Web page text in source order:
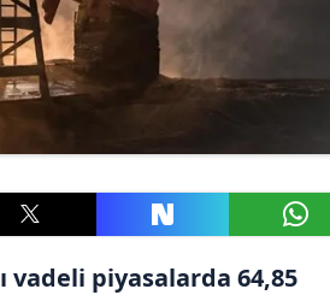
piyasalarda 64,85